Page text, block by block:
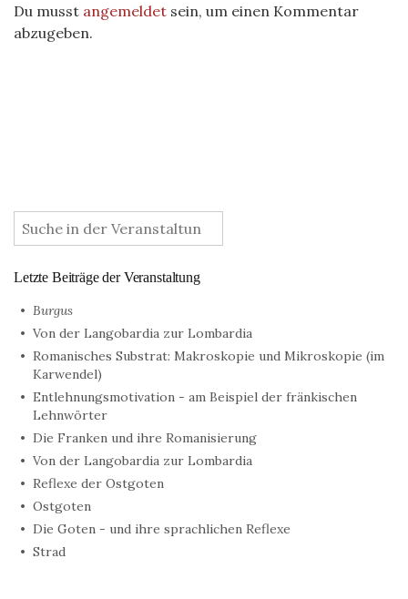
Du musst angemeldet sein, um einen Kommentar
abzugeben.
:
Letzte Beiträge der Veranstaltung
Burgus
Von der Langobardia zur Lombardia
Romanisches Substrat: Makroskopie und Mikroskopie (im
Karwendel)
Entlehnungsmotivation - am Beispiel der fränkischen
Lehnwörter
Die Franken und ihre Romanisierung
Von der Langobardia zur Lombardia
Reflexe der Ostgoten
Ostgoten
Die Goten - und ihre sprachlichen Reflexe
Strad